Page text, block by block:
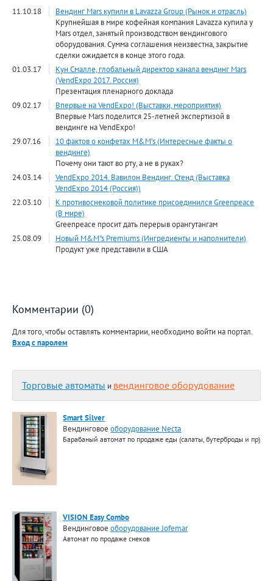
11.10.18
Вендинг Mars купили в Lavazza Group (Рынок и отрасль)
Крупнейшая в мире кофейная компания Lavazza купила у
Mars отдел, занятый производством вендингового
оборудования. Сумма соглашения неизвестна, закрытие
сделки ожидается в конце этого года.
01.03.17
Кун Смалле, глобальный директор канала вендинг Mars
(VendExpo 2017. Россия)
Презентация пленарного доклада
09.02.17
Впервые на VendExpo! (Выставки, мероприятия)
Впервые Mars поделится 25-летней экспертизой в
вендинге на VendExpo!
29.07.16
10 фактов о конфетах M&M’s (Интересные факты о
вендинге)
Почему они тают во рту, а не в руках?
24.03.14
VendExpo 2014. Вавилон Вендинг. Стенд (Выставка
VendExpo 2014 (Россия))
22.03.10
К противоснековой политике присоединился Greenpeace
(В мире)
Greenpeace просит дать перерыв орангутангам
25.08.09
Новый M&M"s Premiums (Ингредиенты и наполнители)
Продукт уже представили в США
Комментарии (0)
Для того, чтобы оставлять комментарии, необходимо войти на портал.
Вход с паролем
Торговые автоматы и вендинговое оборудование
Smart Silver
Вендинговоеоборудование Necta
Барабаный автомат по продаже еды (салаты, бутерброды и пр)
VISION Easy Combo
Вендинговое оборудование Jofemar
Автомат по продаже снеков